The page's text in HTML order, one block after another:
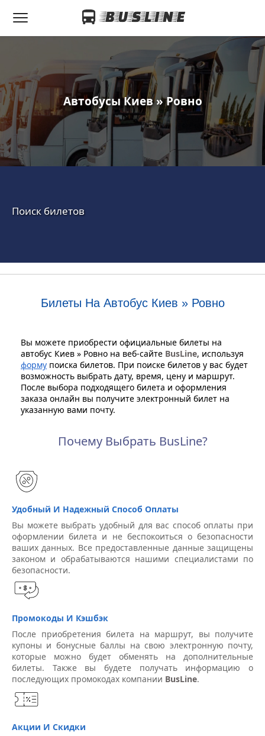
Автобусы Киев » Ровно
Поиск билетов
Билеты На Автобус Киев » Ровно
Вы можете приобрести официальные билеты на
автобус Киев » Ровно на веб-сайте BusLine, используя
форму поиска билетов. При поиске билетов у вас будет
возможность выбрать дату, время, цену и маршрут.
После выбора подходящего билета и оформления
заказа онлайн вы получите электронный билет на
указанную вами почту.
Почему Выбрать BusLine?
Удобный И Надежный Способ Оплаты
Вы можете выбрать удобный для вас способ оплаты при
оформлении билета и не беспокоиться о безопасности
ваших данных. Все предоставленные данные защищены
законом и обрабатываются нашими специалистами по
безопасности.
Промокоды И Кэшбэк
После приобретения билета на маршрут, вы получите
купоны и бонусные баллы на свою электронную почту,
которые можно будет обменять на дополнительные
билеты. Также вы будете получать информацию о
последующих промокодах компании BusLine.
Акции И Скидки